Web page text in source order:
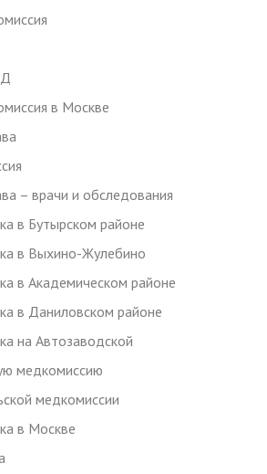
в Москве
– врачи и обследования
в Бутырском районе
в Выхино-Жулебино
в Академическом районе
в Даниловском районе
на Автозаводской
медкомиссию
медкомиссии
в Москве